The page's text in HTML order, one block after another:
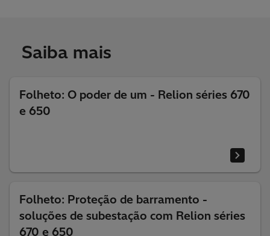
Saiba mais
Folheto: O poder de um - Relion séries 670
e 650
Folheto: Proteção de barramento -
soluções de subestação com Relion séries
670 e 650